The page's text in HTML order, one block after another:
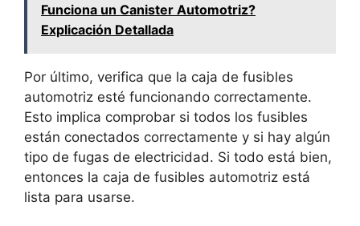
Funciona un Canister Automotriz?
Explicación Detallada
Por último, verifica que la caja de fusibles
automotriz esté funcionando correctamente.
Esto implica comprobar si todos los fusibles
están conectados correctamente y si hay algún
tipo de fugas de electricidad. Si todo está bien,
entonces la caja de fusibles automotriz está
lista para usarse.